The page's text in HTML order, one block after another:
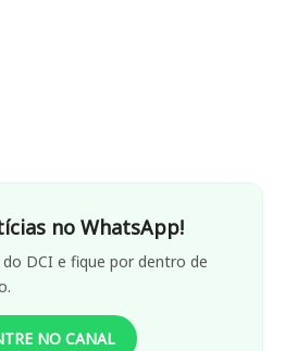
no WhatsApp!
DCI e fique por dentro de
NO CANAL